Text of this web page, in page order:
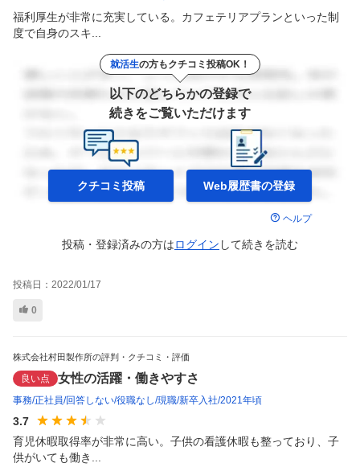
福利厚生が非常に充実している。カフェテリアプランといった制
度で自身のスキ...
就活生の方もクチコミ投稿OK！
以下のどちらかの登録で
続きをご覧いただけます
クチコミ投稿 Web履歴書の登録
ヘルプ
投稿・登録済みの方はログイン して続きを読む
投稿日： 2022/01/17
0
株式会社村田製作所の評判・クチコミ・評価
良い点 女性の活躍・働きやすさ
事務 正社員 回答しない 役職なし 現職 新卒入社 2021年頃
3.7
育児休暇取得率が非常に高い。子供の看護休暇も整っており、子
供がいても働き...